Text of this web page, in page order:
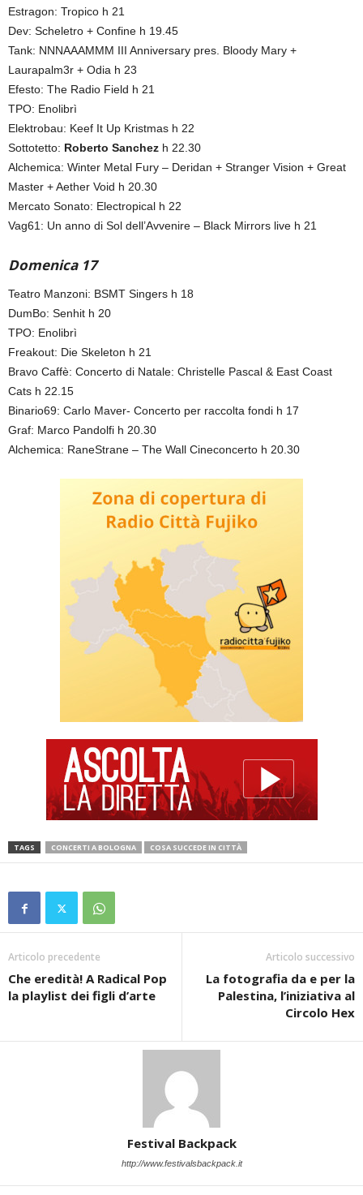
Estragon: Tropico h 21
Dev: Scheletro + Confine h 19.45
Tank: NNNAAAMMM III Anniversary pres. Bloody Mary +
Laurapalm3r + Odia h 23
Efesto: The Radio Field h 21
TPO: Enolibrì
Elektrobau: Keef It Up Kristmas h 22
Sottotetto: Roberto Sanchez h 22.30
Alchemica: Winter Metal Fury – Deridan + Stranger Vision + Great
Master + Aether Void h 20.30
Mercato Sonato: Electropical h 22
Vag61: Un anno di Sol dell’Avvenire – Black Mirrors live h 21
Domenica 17
Teatro Manzoni: BSMT Singers h 18
DumBo: Senhit h 20
TPO: Enolibrì
Freakout: Die Skeleton h 21
Bravo Caffè: Concerto di Natale: Christelle Pascal & East Coast
Cats h 22.15
Binario69: Carlo Maver- Concerto per raccolta fondi h 17
Graf: Marco Pandolfi h 20.30
Alchemica: RaneStrane – The Wall Cineconcerto h 20.30
TAGS CONCERTI A BOLOGNA COSA SUCCEDE IN CITTÀ
Articolo precedente
Che eredità! A Radical Pop
la playlist dei figli d’arte
Articolo successivo
La fotografia da e per la
Palestina, l’iniziativa al
Circolo Hex
Festival Backpack
http://www.festivalsbackpack.it